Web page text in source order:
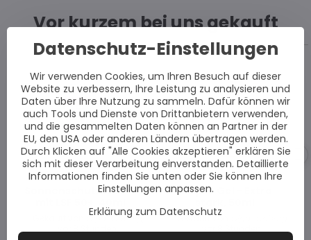
Vor kurzem bei uns gekauft
Sonnenschutzcreme
Olga , Coburg,
Vitipro Gel - Extra
Gekauft von
Datenschutz-Einstellungen
Wir verwenden Cookies, um Ihren Besuch auf dieser
Website zu verbessern, Ihre Leistung zu analysieren und
Daten über Ihre Nutzung zu sammeln. Dafür können wir
auch Tools und Dienste von Drittanbietern verwenden,
und die gesammelten Daten können an Partner in der
EU, den USA oder anderen Ländern übertragen werden.
Durch Klicken auf "Alle Cookies akzeptieren" erklären Sie
sich mit dieser Verarbeitung einverstanden. Detaillierte
Informationen finden Sie unten oder Sie können Ihre
Einstellungen anpassen.
Erklärung zum Datenschutz